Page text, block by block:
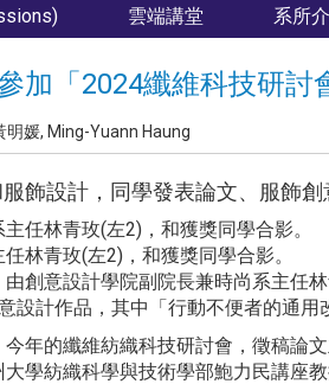
雲端講堂 系所
加「2024纖維科技研討
明媛, Ming-Yuann Haung
飾設計，同學發表論文、服飾
林青玫(左2)，和獲獎同學合影。
創意設計學院副院長兼時尚系主任
設計作品，其中「行動不便者的通
年的纖維紡織科技研討會，徵稿論
學紡織科學與技術學部鮑力民講座